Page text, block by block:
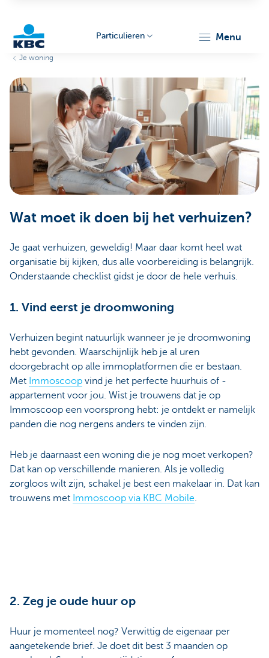
Particulieren
Particulieren menu
Je woning
Wat moet ik doen bij het verhuizen?
Je gaat verhuizen, geweldig! Maar daar komt heel wat
organisatie bij kijken, dus alle voorbereiding is belangrijk.
Onderstaande checklist gidst je door de hele verhuis.
1. Vind eerst je droomwoning
Verhuizen begint natuurlijk wanneer je je droomwoning
hebt gevonden. Waarschijnlijk heb je al uren
doorgebracht op alle immoplatformen die er bestaan.
Met Immoscoop vind je het perfecte huurhuis of -
appartement voor jou. Wist je trouwens dat je op
Immoscoop een voorsprong hebt: je ontdekt er namelijk
panden die nog nergens anders te vinden zijn.
Heb je daarnaast een woning die je nog moet verkopen?
Dat kan op verschillende manieren. Als je volledig
zorgloos wilt zijn, schakel je best een makelaar in. Dat kan
trouwens met Immoscoop via KBC Mobile.
2. Zeg je oude huur op
Huur je momenteel nog? Verwittig de eigenaar per
aangetekende brief. Je doet dit best 3 maanden op